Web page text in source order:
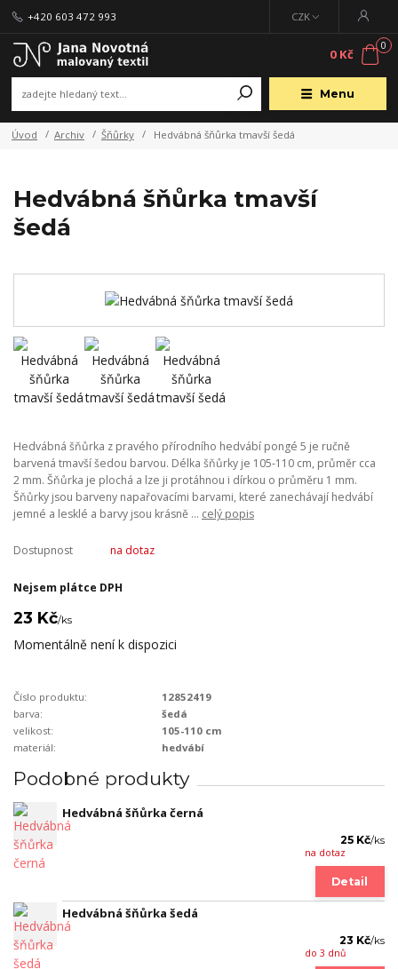
Menu
CZK
+420 603 472 993
0
0 Kč
Úvod Archiv Šňůrky Hedvábná šňůrka tmavší šedá
Hedvábná šňůrka tmavší
šedá
Hedvábná šňůrka z pravého přírodního hedvábí pongé 5 je ručně
barvená tmavší šedou barvou. Délka šňůrky je 105-110 cm, průměr cca
2 mm. Šňůrka je plochá a lze ji protáhnou i dírkou o průměru 1 mm.
Šňůrky jsou barveny napařovacími barvami, které zanechávají hedvábí
jemné a lesklé a barvy jsou krásně ... celý popis
Dostupnost na dotaz
Nejsem plátce DPH
23 Kč/ks
Momentálně není k dispozici
Číslo produktu:
12852419
barva:
šedá
velikost:
105-110 cm
materiál:
hedvábí
Podobné produkty
Hedvábná šňůrka černá
25 Kč/ks
na dotaz
Detail
Hedvábná šňůrka šedá
23 Kč/ks
do 3 dnů